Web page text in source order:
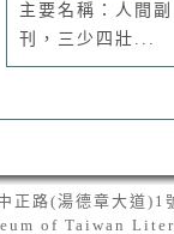
主要名稱：人間副
刊，三少四壯...
正路(湯德章大道
of Taiwan